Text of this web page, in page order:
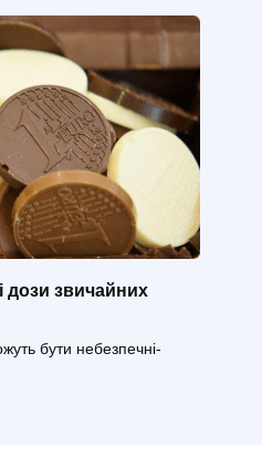
дози звичайних
бути небезпечні-